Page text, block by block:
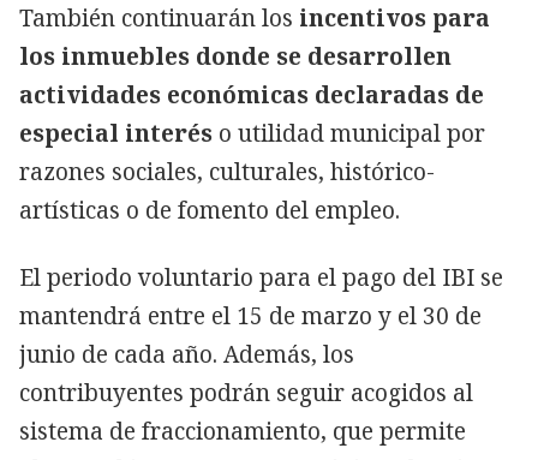
También continuarán los incentivos para
los inmuebles donde se desarrollen
actividades económicas declaradas de
especial interés o utilidad municipal por
razones sociales, culturales, histórico-
artísticas o de fomento del empleo.
El periodo voluntario para el pago del IBI se
mantendrá entre el 15 de marzo y el 30 de
junio de cada año. Además, los
contribuyentes podrán seguir acogidos al
sistema de fraccionamiento, que permite